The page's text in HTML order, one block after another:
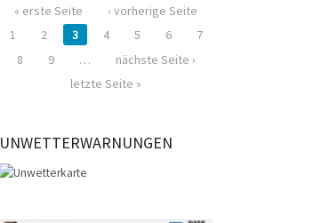
« erste Seite
‹ vorherige Seite
1
2 3 4 5 6
7
8
9 …
nächste Seite ›
letzte Seite »
UNWETTERWARNUNGEN